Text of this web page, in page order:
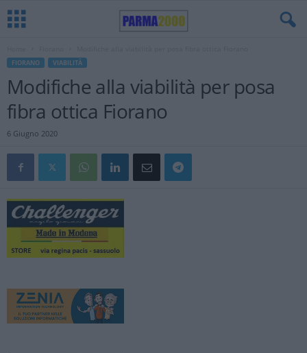
FIORANO VIABILITÀ
Modifiche alla viabilità per posa
fibra ottica Fiorano
6 Giugno 2020